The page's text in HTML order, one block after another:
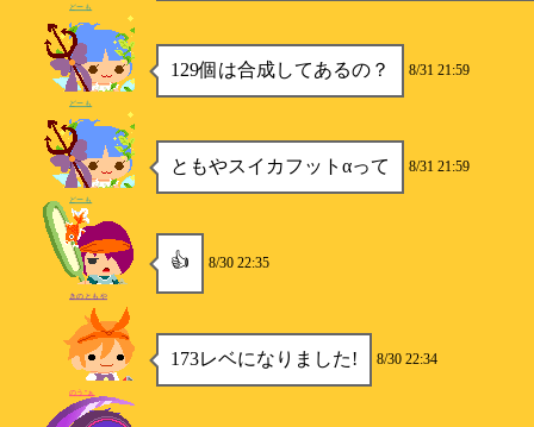
どーも
129個は合成してあるの？ 8/31 21:59
どーも
ともやスイカフットαって 8/31 21:59
どーも
👍 8/30 22:35
きのともや
173レベになりました! 8/30 22:34
のう″ぁ